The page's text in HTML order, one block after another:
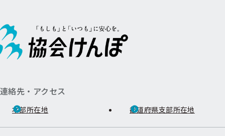
連絡先・アクセス
本部所在地 都道府県支部所在地